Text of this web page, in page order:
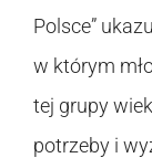
Polsce”
w którym
tej grupy
potrzeby i